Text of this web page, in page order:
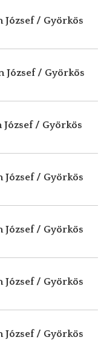
József / Györkös
József / Györkös
József / Györkös
József / Györkös
József / Györkös
József / Györkös
József / Györkös